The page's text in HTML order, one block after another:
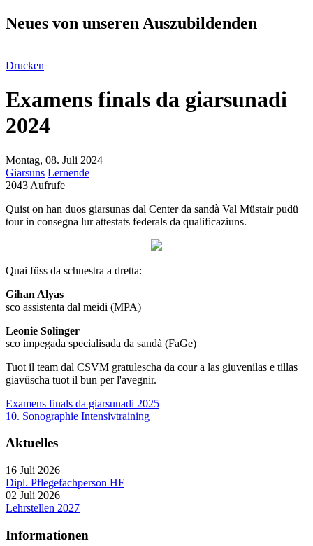
Neues von unseren Auszubildenden
Drucken
Examens finals da giarsunadi
2024
Montag, 08. Juli 2024
Giarsuns Lernende
2043 Aufrufe
Quist on han duos giarsunas dal Center da sandà Val Müstair pudü
tour in consegna lur attestats federals da qualificaziuns.
Quai füss da schnestra a dretta:
Gihan Alyas
sco assistenta dal meidi (MPA)
Leonie Solinger
sco impegada specialisada da sandà (FaGe)
Tuot il team dal CSVM gratulescha da cour a las giuvenilas e tillas
giavüscha tuot il bun per l'avegnir.
Examens finals da giarsunadi 2025
10. Sonographie Intensivtraining
Aktuelles
16 Juli 2026
Dipl. Pflegefachperson HF
02 Juli 2026
Lehrstellen 2027
Informationen